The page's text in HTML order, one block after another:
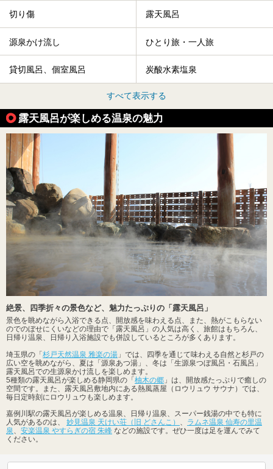
切り傷 露天風呂
源泉かけ流し ひとり旅・一人旅
貸切風呂、個室風呂 炭酸水素塩泉
すべて表示する
露天風呂が楽しめる温泉の魅力
絶景、四季折々の景色など、魅力たっぷりの「露天風呂」
景色を眺めながら入浴できる点、開放感を味わえる点、また、熱がこもらない
のでのぼせにくいなどの理由で「露天風呂」の人気は高く、旅館はもちろん、
日帰り温泉、日帰り入浴施設でも併設しているところが多くあります。
埼玉県の「 杉戸天然温泉 雅楽の湯 」では、四季を通じて味わえる自然と杉戸の
広い空を眺めながら、夏は「源泉あつ湯」、冬は「生源泉つぼ風呂・石風呂」
露天風呂での生源泉かけ流しを楽しめます。
5種類の露天風呂が楽しめる静岡県の「 柚木の郷 」は、開放感たっぷりで癒しの
空間です。また、露天風呂敷地内にある熱風蒸屋（ロウリュウ サウナ）では、
毎日定時刻にロウリュウも楽しめます。
嘉例川駅の露天風呂が楽しめる温泉、日帰り温泉、スーパー銭湯の中でも特に
人気があるのは、 妙見温泉 天けい荘（旧 どさんこ） 、 ラムネ温泉 仙寿の里温
泉、 安楽温泉 やすらぎの宿 朱峰 などの施設です。ぜひ一度は足を運んでみて
ください。